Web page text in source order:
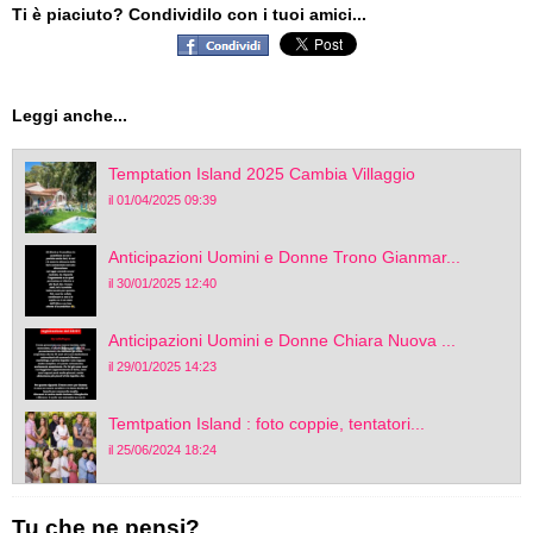
Ti è piaciuto? Condividilo con i tuoi amici...
Leggi anche...
Temptation Island 2025 Cambia Villaggio
il 01/04/2025 09:39
Anticipazioni Uomini e Donne Trono Gianmar...
il 30/01/2025 12:40
Anticipazioni Uomini e Donne Chiara Nuova ...
il 29/01/2025 14:23
Temtpation Island : foto coppie, tentatori...
il 25/06/2024 18:24
Tu che ne pensi?